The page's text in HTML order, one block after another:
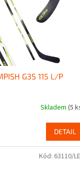
G3S 115 L/P
Skladem (5
DETAIL
Kód: 63110/